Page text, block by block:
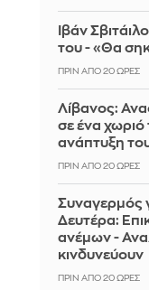
Ιβάν
του - «Θα
ΠΡΙΝ ΑΠΌ 20 ΏΡΕΣ
Λίβανος:
σε ένα
ανάπτυξη
ΠΡΙΝ ΑΠΌ 20 ΏΡΕΣ
Συναγερμός
Δευτέρα:
ανέμων -
κινδυνεύουν
ΠΡΙΝ ΑΠΌ 20 ΏΡΕΣ